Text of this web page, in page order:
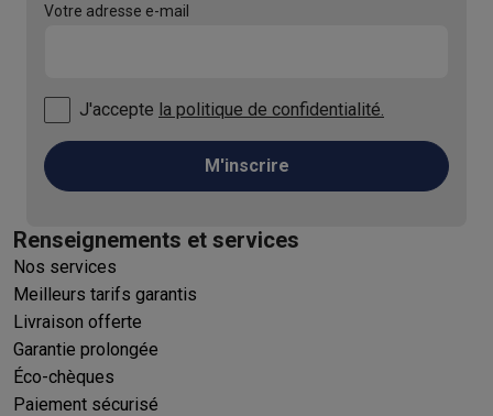
Votre adresse e-mail
J'accepte la politique de confidentialité.
M'inscrire
Renseignements et services
Nos services
Meilleurs tarifs garantis
Livraison offerte
Garantie prolongée
Éco-chèques
Paiement sécurisé